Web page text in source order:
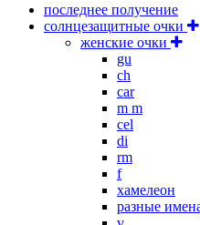
последнее получение
солнцезащитные очки
женские очки
gu
ch
car
m m
cel
di
rm
f
хамелеон
разные